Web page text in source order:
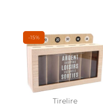
-15%
Tirelire